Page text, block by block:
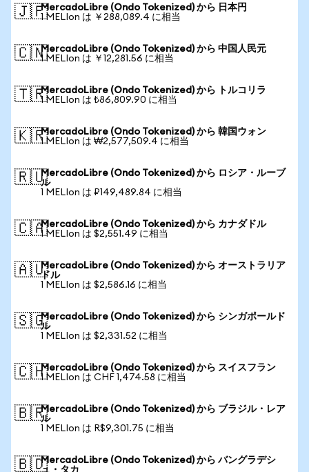
🇯🇵MercadoLibre (Ondo Tokenized) から 日本円
1 MELIon は ￥288,089.4 に相当
🇨🇳MercadoLibre (Ondo Tokenized) から 中国人民元
1 MELIon は ￥12,281.56 に相当
🇹🇷MercadoLibre (Ondo Tokenized) から トルコリラ
1 MELIon は ₺86,809.90 に相当
🇰🇷MercadoLibre (Ondo Tokenized) から 韓国ウォン
1 MELIon は ₩2,577,509.4 に相当
🇷🇺MercadoLibre (Ondo Tokenized) から ロシア・ルーブ
ル
1 MELIon は ₽149,489.84 に相当
🇨🇦MercadoLibre (Ondo Tokenized) から カナダドル
1 MELIon は $2,551.49 に相当
🇦🇺MercadoLibre (Ondo Tokenized) から オーストラリア
ドル
1 MELIon は $2,586.16 に相当
🇸🇬MercadoLibre (Ondo Tokenized) から シンガポールド
ル
1 MELIon は $2,331.52 に相当
🇨🇭MercadoLibre (Ondo Tokenized) から スイスフラン
1 MELIon は CHF 1,474.58 に相当
🇧🇷MercadoLibre (Ondo Tokenized) から ブラジル・レア
ル
1 MELIon は R$9,301.75 に相当
🇧🇩MercadoLibre (Ondo Tokenized) から バングラデシ
ュ・タカ